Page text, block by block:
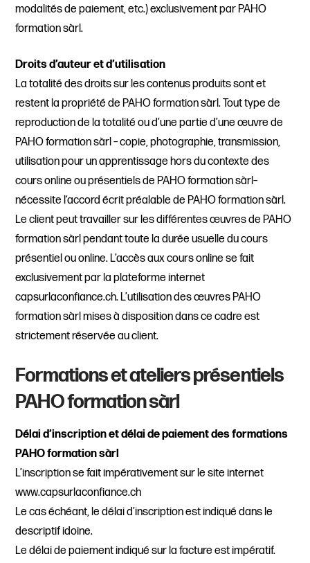
modalités de paiement, etc.) exclusivement par PAHO
formation sàrl.
Droits d’auteur et d’utilisation
La totalité des droits sur les contenus produits sont et
restent la propriété de PAHO formation sàrl. Tout type de
reproduction de la totalité ou d’une partie d’une œuvre de
PAHO formation sàrl – copie, photographie, transmission,
utilisation pour un apprentissage hors du contexte des
cours online ou présentiels de PAHO formation sàrl–
nécessite l‘accord écrit préalable de PAHO formation sàrl.
Le client peut travailler sur les différentes œuvres de PAHO
formation sàrl pendant toute la durée usuelle du cours
présentiel ou online. L’accès aux cours online se fait
exclusivement par la plateforme internet
capsurlaconfiance.ch. L’utilisation des œuvres PAHO
formation sàrl mises à disposition dans ce cadre est
strictement réservée au client.
Formations et ateliers présentiels
PAHO formation sàrl
Délai d’inscription et délai de paiement des formations
PAHO formation sàrl
L’inscription se fait impérativement sur le site internet
www.capsurlaconfiance.ch
Le cas échéant, le délai d’inscription est indiqué dans le
descriptif idoine.
Le délai de paiement indiqué sur la facture est impératif.